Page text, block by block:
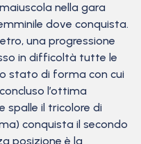
nella gara
dove conquista.
una progressione
in difficoltà tutte le
stato di forma con cui
l’ottima
spalle il tricolore di
conquista il secondo
posizione è la